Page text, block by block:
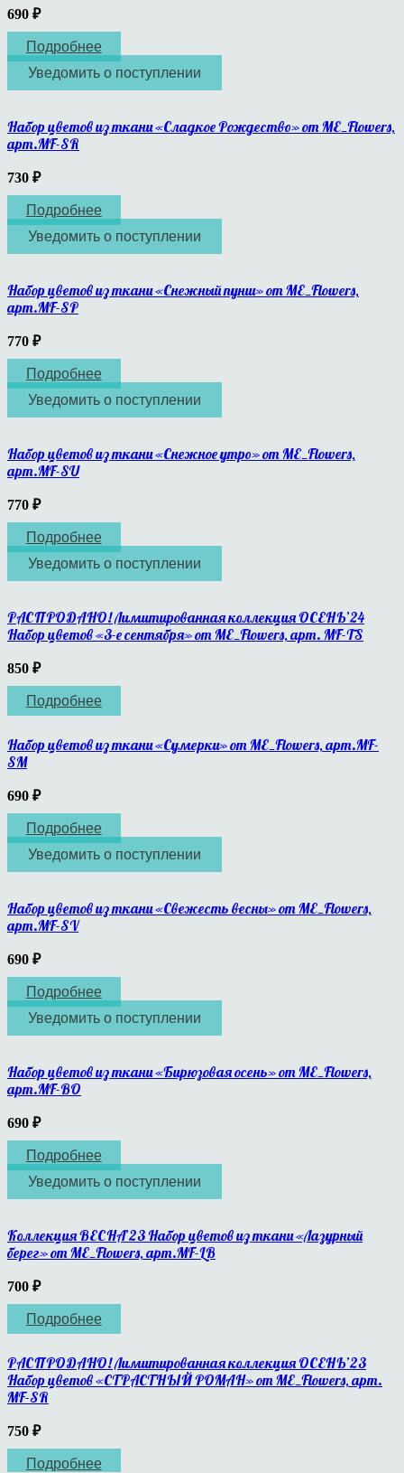
690 ₽
Подробнее
Уведомить о поступлении
Набор цветов из ткани «Сладкое Рождество» от ME_Flowers,
арт.MF-SR
730 ₽
Подробнее
Уведомить о поступлении
Набор цветов из ткани «Снежный пунш» от ME_Flowers,
арт.MF-SP
770 ₽
Подробнее
Уведомить о поступлении
Набор цветов из ткани «Снежное утро» от ME_Flowers,
арт.MF-SU
770 ₽
Подробнее
Уведомить о поступлении
РАСПРОДАНО! Лимитированная коллекция ОСЕНЬ’24
Набор цветов «3-е сентября» от ME_Flowers, арт. MF-TS
850 ₽
Подробнее
Набор цветов из ткани «Сумерки» от ME_Flowers, арт.MF-
SM
690 ₽
Подробнее
Уведомить о поступлении
Набор цветов из ткани «Свежесть весны» от ME_Flowers,
арт.MF-SV
690 ₽
Подробнее
Уведомить о поступлении
Набор цветов из ткани «Бирюзовая осень» от ME_Flowers,
арт.MF-BO
690 ₽
Подробнее
Уведомить о поступлении
Коллекция ВЕСНА’23 Набор цветов из ткани «Лазурный
берег» от ME_Flowers, арт.MF-LB
700 ₽
Подробнее
РАСПРОДАНО! Лимитированная коллекция ОСЕНЬ’23
Набор цветов «СТРАСТНЫЙ РОМАН» от ME_Flowers, арт.
MF-SR
750 ₽
Подробнее